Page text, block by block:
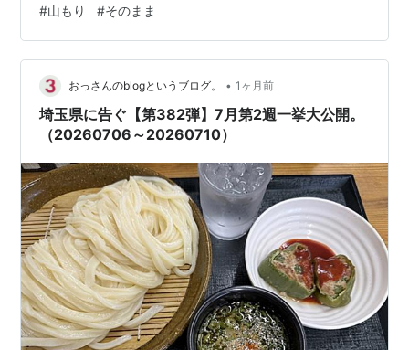
ます。 まえがき。 7月第3週。 編集後記 まえがき。 前回
は同シリーズ第382弾で2026年7月第2週の昼食を紹介さ
せていただきました。 www.sankairenzoku10cm.blue 今
回は2026年7月第3週です…
#山もり #そのまま
おっさんのblogというブログ。 • 1ヶ月前
埼玉県に告ぐ【第382弾】7月第2週一挙大公開。
（20260706～20260710）